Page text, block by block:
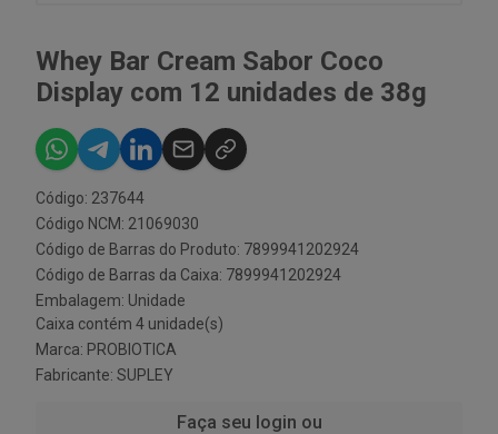
Whey Bar Cream Sabor Coco
Display com 12 unidades de 38g
Código: 237644
Código NCM: 21069030
Código de Barras do Produto: 7899941202924
Código de Barras da Caixa: 7899941202924
Embalagem: Unidade
Caixa contém 4 unidade(s)
Marca: PROBIOTICA
Fabricante: SUPLEY
Faça seu login ou